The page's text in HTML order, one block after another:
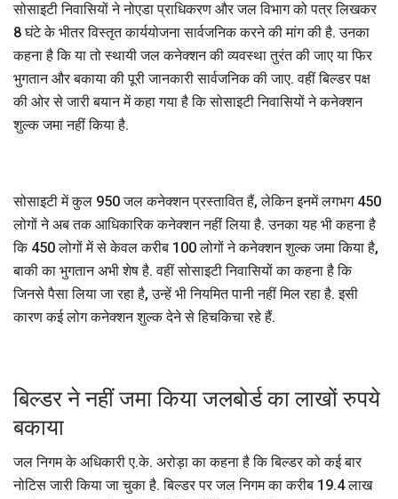
सोसाइटी निवासियों ने नोएडा प्राधिकरण और जल विभाग को पत्र लिखकर
8 घंटे के भीतर विस्तृत कार्ययोजना सार्वजनिक करने की मांग की है. उनका
कहना है कि या तो स्थायी जल कनेक्शन की व्यवस्था तुरंत की जाए या फिर
भुगतान और बकाया की पूरी जानकारी सार्वजनिक की जाए. वहीं बिल्डर पक्ष
की ओर से जारी बयान में कहा गया है कि सोसाइटी निवासियों ने कनेक्शन
शुल्क जमा नहीं किया है.
सोसाइटी में कुल 950 जल कनेक्शन प्रस्तावित हैं, लेकिन इनमें लगभग 450
लोगों ने अब तक आधिकारिक कनेक्शन नहीं लिया है. उनका यह भी कहना है
कि 450 लोगों में से केवल करीब 100 लोगों ने कनेक्शन शुल्क जमा किया है,
बाकी का भुगतान अभी शेष है. वहीं सोसाइटी निवासियों का कहना है कि
जिनसे पैसा लिया जा रहा है, उन्हें भी नियमित पानी नहीं मिल रहा है. इसी
कारण कई लोग कनेक्शन शुल्क देने से हिचकिचा रहे हैं.
बिल्डर ने नहीं जमा किया जलबोर्ड का लाखों रुपये
बकाया
जल निगम के अधिकारी ए.के. अरोड़ा का कहना है कि बिल्डर को कई बार
नोटिस जारी किया जा चुका है. बिल्डर पर जल निगम का करीब 19.4 लाख